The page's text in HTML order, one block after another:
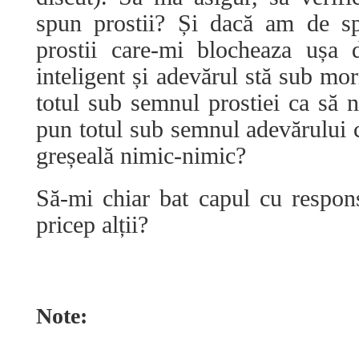
spun prostii? Și dacă am de
prostii care-mi blocheaza
inteligent și adevărul stă sub
totul sub semnul prostiei ca să
pun totul sub semnul adevărului
greșeală nimic-nimic?
Să-mi chiar bat capul cu
pricep alții?
Note: